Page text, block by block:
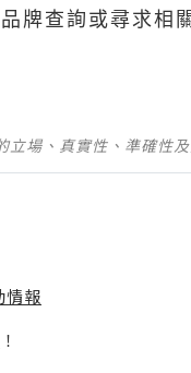
牌查詢或尋求相
場、真實性、準確性
情報
！